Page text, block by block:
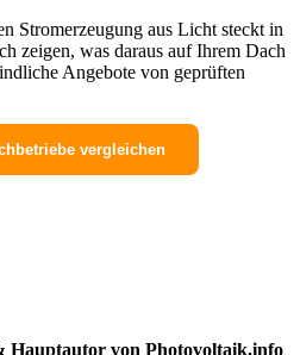
Stromerzeugung aus Licht steckt in
zeigen, was daraus auf Ihrem Dach
Angebote von geprüften
vergleichen
Hauptautor von Photovoltaik.info